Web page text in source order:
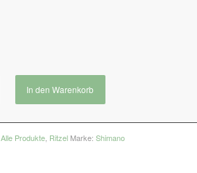
In den Warenkorb
Alle Produkte Ritzel Marke:Shimano